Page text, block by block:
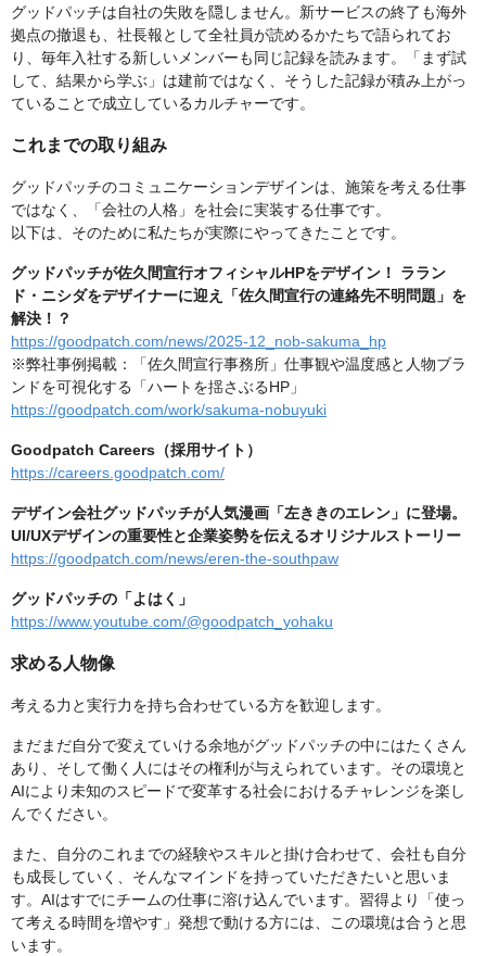
グッドパッチは自社の失敗を隠しません。新サービスの終了も海外
拠点の撤退も、社長報として全社員が読めるかたちで語られてお
り、毎年入社する新しいメンバーも同じ記録を読みます。「まず試
して、結果から学ぶ」は建前ではなく、そうした記録が積み上がっ
ていることで成立しているカルチャーです。
これまでの取り組み
グッドパッチのコミュニケーションデザインは、施策を考える仕事
ではなく、「会社の人格」を社会に実装する仕事です。
以下は、そのために私たちが実際にやってきたことです。
グッドパッチが佐久間宣行オフィシャルHPをデザイン！ ララン
ド・ニシダをデザイナーに迎え「佐久間宣行の連絡先不明問題」を
解決！？
https://goodpatch.com/news/2025-12_nob-sakuma_hp
※弊社事例掲載：「佐久間宣行事務所」仕事観や温度感と人物ブラ
ンドを可視化する「ハートを揺さぶるHP」
https://goodpatch.com/work/sakuma-nobuyuki
Goodpatch Careers（採用サイト）
https://careers.goodpatch.com/
デザイン会社グッドパッチが人気漫画「左ききのエレン」に登場。
UI/UXデザインの重要性と企業姿勢を伝えるオリジナルストーリー
https://goodpatch.com/news/eren-the-southpaw
グッドパッチの「よはく」
https://www.youtube.com/@goodpatch_yohaku
求める人物像
考える力と実行力を持ち合わせている方を歓迎します。
まだまだ自分で変えていける余地がグッドパッチの中にはたくさん
あり、そして働く人にはその権利が与えられています。その環境と
AIにより未知のスピードで変革する社会におけるチャレンジを楽し
んでください。
また、自分のこれまでの経験やスキルと掛け合わせて、会社も自分
も成長していく、そんなマインドを持っていただきたいと思いま
す。AIはすでにチームの仕事に溶け込んでいます。習得より「使っ
て考える時間を増やす」発想で動ける方には、この環境は合うと思
います。